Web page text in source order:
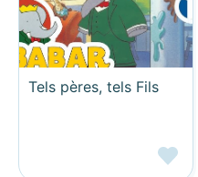
Tels pères, tels Fils